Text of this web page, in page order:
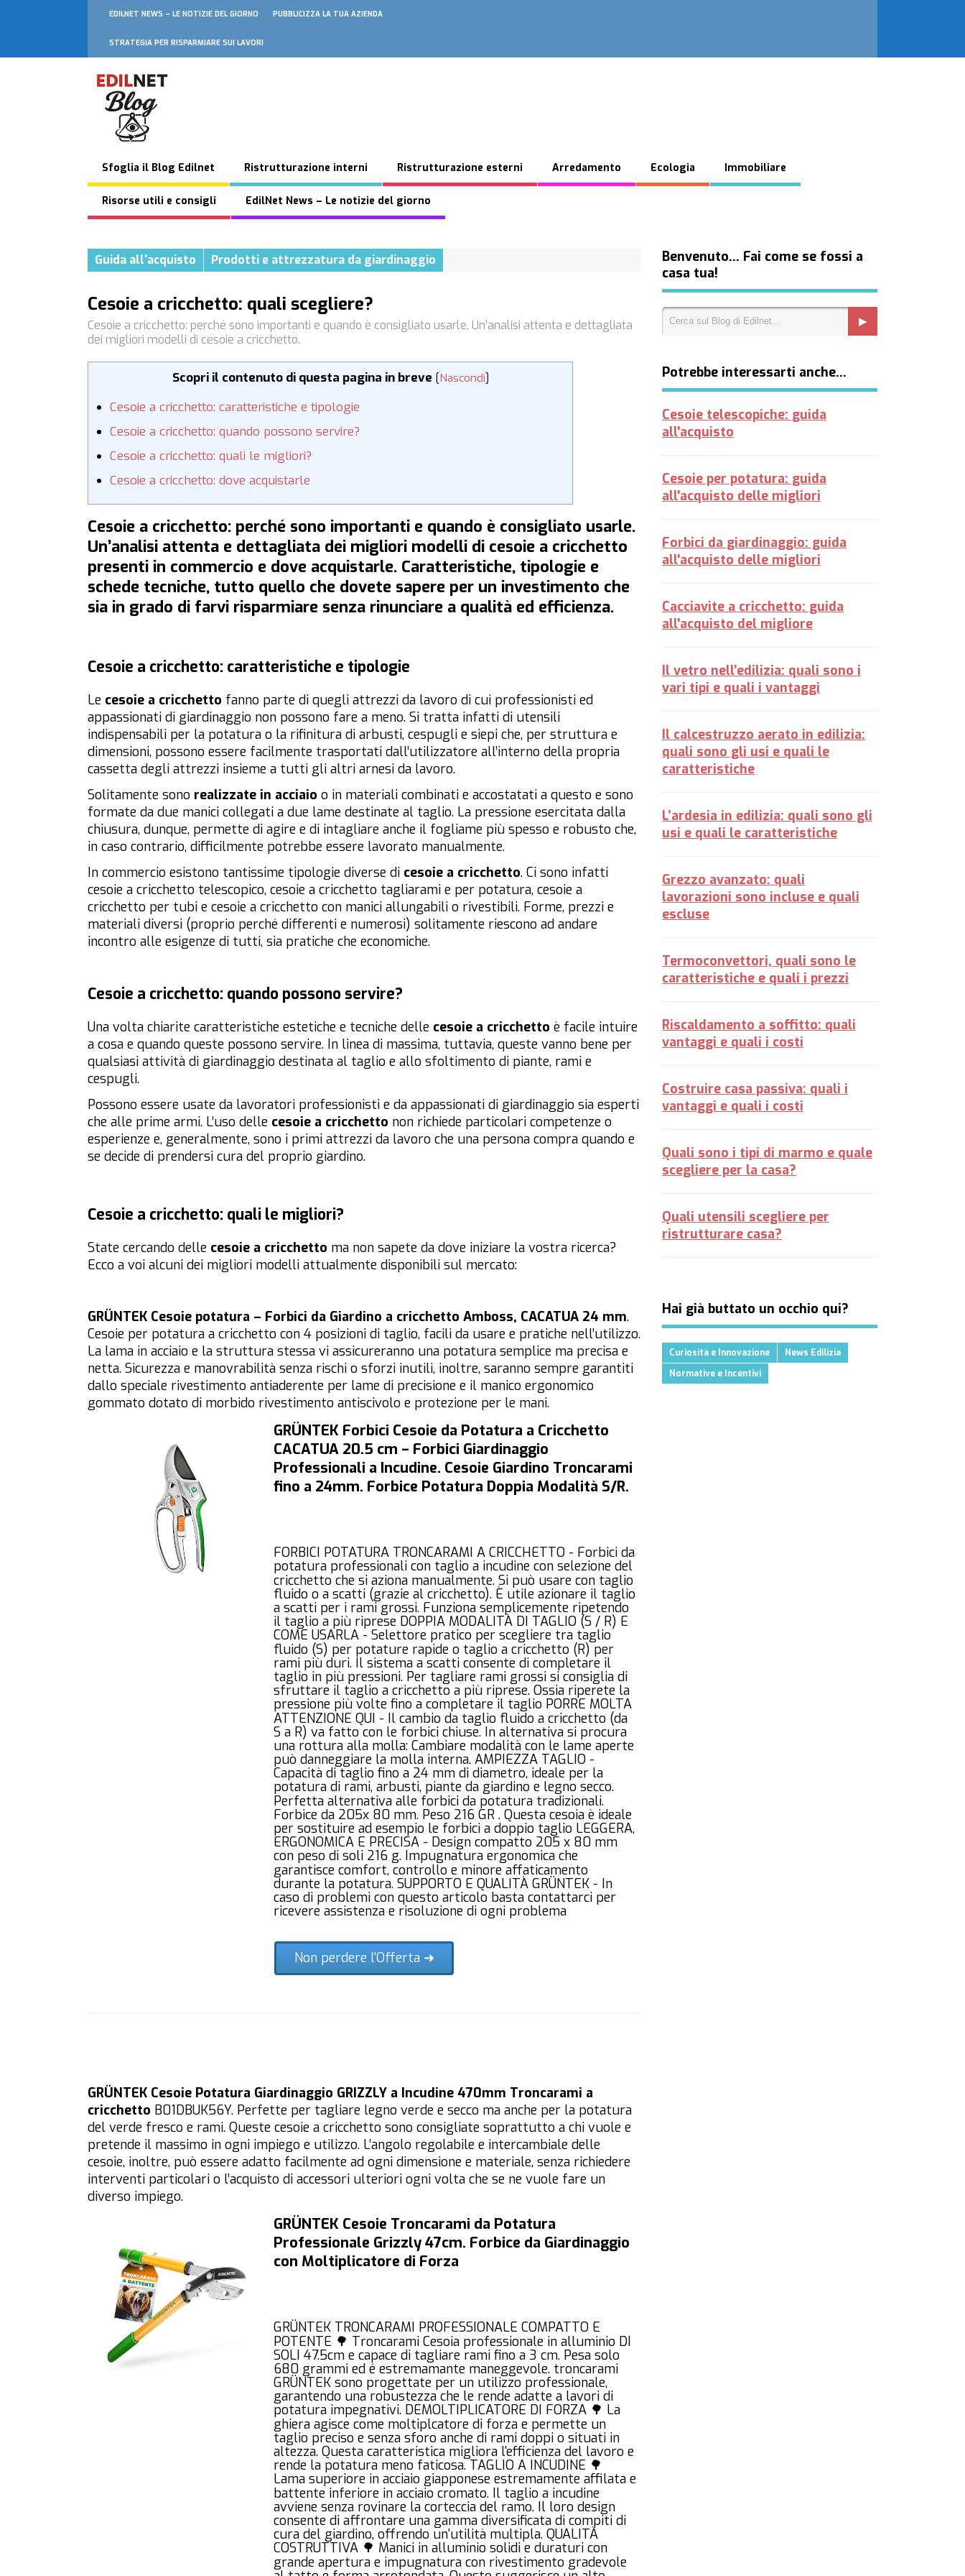
EDILNET NEWS – LE NOTIZIE DEL GIORNO PUBBLICIZZA LA TUA AZIENDA
STRATEGIA PER RISPARMIARE SUI LAVORI
Sfoglia il Blog Edilnet Ristrutturazione interni Ristrutturazione esterni Arredamento Ecologia Immobiliare
Risorse utili e consigli EdilNet News – Le notizie del giorno
Guida all'acquisto Prodotti e attrezzatura da giardinaggio
Cesoie a cricchetto: quali scegliere?
Cesoie a cricchetto: perché sono importanti e quando è consigliato usarle. Un’analisi attenta e dettagliata
dei migliori modelli di cesoie a cricchetto.
Scopri il contenuto di questa pagina in breve [Nascondi]
Cesoie a cricchetto: caratteristiche e tipologie
Cesoie a cricchetto: quando possono servire?
Cesoie a cricchetto: quali le migliori?
Cesoie a cricchetto: dove acquistarle
Cesoie a cricchetto: perché sono importanti e quando è consigliato usarle.
Un’analisi attenta e dettagliata dei migliori modelli di cesoie a cricchetto
presenti in commercio e dove acquistarle. Caratteristiche, tipologie e
schede tecniche, tutto quello che dovete sapere per un investimento che
sia in grado di farvi risparmiare senza rinunciare a qualità ed efficienza.
Cesoie a cricchetto: caratteristiche e tipologie
Le cesoie a cricchetto fanno parte di quegli attrezzi da lavoro di cui professionisti ed
appassionati di giardinaggio non possono fare a meno. Si tratta infatti di utensili
indispensabili per la potatura o la rifinitura di arbusti, cespugli e siepi che, per struttura e
dimensioni, possono essere facilmente trasportati dall’utilizzatore all’interno della propria
cassetta degli attrezzi insieme a tutti gli altri arnesi da lavoro.
Solitamente sono realizzate in acciaio o in materiali combinati e accostatati a questo e sono
formate da due manici collegati a due lame destinate al taglio. La pressione esercitata dalla
chiusura, dunque, permette di agire e di intagliare anche il fogliame più spesso e robusto che,
in caso contrario, difficilmente potrebbe essere lavorato manualmente.
In commercio esistono tantissime tipologie diverse di cesoie a cricchetto. Ci sono infatti
cesoie a cricchetto telescopico, cesoie a cricchetto tagliarami e per potatura, cesoie a
cricchetto per tubi e cesoie a cricchetto con manici allungabili o rivestibili. Forme, prezzi e
materiali diversi (proprio perché differenti e numerosi) solitamente riescono ad andare
incontro alle esigenze di tutti, sia pratiche che economiche.
Cesoie a cricchetto: quando possono servire?
Una volta chiarite caratteristiche estetiche e tecniche delle cesoie a cricchetto è facile intuire
a cosa e quando queste possono servire. In linea di massima, tuttavia, queste vanno bene per
qualsiasi attività di giardinaggio destinata al taglio e allo sfoltimento di piante, rami e
cespugli.
Possono essere usate da lavoratori professionisti e da appassionati di giardinaggio sia esperti
che alle prime armi. L’uso delle cesoie a cricchetto non richiede particolari competenze o
esperienze e, generalmente, sono i primi attrezzi da lavoro che una persona compra quando e
se decide di prendersi cura del proprio giardino.
Cesoie a cricchetto: quali le migliori?
State cercando delle cesoie a cricchetto ma non sapete da dove iniziare la vostra ricerca?
Ecco a voi alcuni dei migliori modelli attualmente disponibili sul mercato:
GRÜNTEK Cesoie potatura – Forbici da Giardino a cricchetto Amboss, CACATUA 24 mm.
Cesoie per potatura a cricchetto con 4 posizioni di taglio, facili da usare e pratiche nell’utilizzo.
La lama in acciaio e la struttura stessa vi assicureranno una potatura semplice ma precisa e
netta. Sicurezza e manovrabilità senza rischi o sforzi inutili, inoltre, saranno sempre garantiti
dallo speciale rivestimento antiaderente per lame di precisione e il manico ergonomico
gommato dotato di morbido rivestimento antiscivolo e protezione per le mani.
GRÜNTEK Forbici Cesoie da Potatura a Cricchetto
CACATUA 20.5 cm – Forbici Giardinaggio
Professionali a Incudine. Cesoie Giardino Troncarami
fino a 24mm. Forbice Potatura Doppia Modalità S/R.
FORBICI POTATURA TRONCARAMI A CRICCHETTO - Forbici da
potatura professionali con taglio a incudine con selezione del
cricchetto che si aziona manualmente. Si può usare con taglio
fluido o a scatti (grazie al cricchetto). È utile azionare il taglio
a scatti per i rami grossi. Funziona semplicemente ripetendo
il taglio a più riprese DOPPIA MODALITÀ DI TAGLIO (S / R) E
COME USARLA - Selettore pratico per scegliere tra taglio
fluido (S) per potature rapide o taglio a cricchetto (R) per
rami più duri. Il sistema a scatti consente di completare il
taglio in più pressioni. Per tagliare rami grossi si consiglia di
sfruttare il taglio a cricchetto a più riprese. Ossia riperete la
pressione più volte fino a completare il taglio PORRE MOLTA
ATTENZIONE QUI - Il cambio da taglio fluido a cricchetto (da
S a R) va fatto con le forbici chiuse. In alternativa si procura
una rottura alla molla: Cambiare modalità con le lame aperte
può danneggiare la molla interna. AMPIEZZA TAGLIO -
Capacità di taglio fino a 24 mm di diametro, ideale per la
potatura di rami, arbusti, piante da giardino e legno secco.
Perfetta alternativa alle forbici da potatura tradizionali.
Forbice da 205x 80 mm. Peso 216 GR . Questa cesoia è ideale
per sostituire ad esempio le forbici a doppio taglio LEGGERA,
ERGONOMICA E PRECISA - Design compatto 205 x 80 mm
con peso di soli 216 g. Impugnatura ergonomica che
garantisce comfort, controllo e minore affaticamento
durante la potatura. SUPPORTO E QUALITÀ GRÜNTEK - In
caso di problemi con questo articolo basta contattarci per
ricevere assistenza e risoluzione di ogni problema
Non perdere l'Offerta ➜
GRÜNTEK Cesoie Potatura Giardinaggio GRIZZLY a Incudine 470mm Troncarami a
cricchetto B01DBUK56Y. Perfette per tagliare legno verde e secco ma anche per la potatura
del verde fresco e rami. Queste cesoie a cricchetto sono consigliate soprattutto a chi vuole e
pretende il massimo in ogni impiego e utilizzo. L’angolo regolabile e intercambiale delle
cesoie, inoltre, può essere adatto facilmente ad ogni dimensione e materiale, senza richiedere
interventi particolari o l’acquisto di accessori ulteriori ogni volta che se ne vuole fare un
diverso impiego.
GRÜNTEK Cesoie Troncarami da Potatura
Professionale Grizzly 47cm. Forbice da Giardinaggio
con Moltiplicatore di Forza
GRÜNTEK TRONCARAMI PROFESSIONALE COMPATTO E
POTENTE 🌳 Troncarami Cesoia professionale in alluminio DI
SOLI 47.5cm e capace di tagliare rami fino a 3 cm. Pesa solo
680 grammi ed é estremamante maneggevole. troncarami
GRÜNTEK sono progettate per un utilizzo professionale,
garantendo una robustezza che le rende adatte a lavori di
potatura impegnativi. DEMOLTIPLICATORE DI FORZA 🌳 La
ghiera agisce come moltiplcatore di forza e permette un
taglio preciso e senza sforo anche di rami doppi o situati in
altezza. Questa caratteristica migliora l'efficienza del lavoro e
rende la potatura meno faticosa. TAGLIO A INCUDINE 🌳
Lama superiore in acciaio giapponese estremamente affilata e
battente inferiore in acciaio cromato. Il taglio a incudine
avviene senza rovinare la corteccia del ramo. Il loro design
consente di affrontare una gamma diversificata di compiti di
cura del giardino, offrendo un'utilità multipla. QUALITÀ
COSTRUTTIVA 🌳 Manici in alluminio solidi e duraturi con
grande apertura e impugnatura con rivestimento gradevole
Benvenuto… Fai come se fossi a
casa tua!
Potrebbe interessarti anche…
Cesoie telescopiche: guida
all'acquisto
Cesoie per potatura: guida
all'acquisto delle migliori
Forbici da giardinaggio: guida
all'acquisto delle migliori
Cacciavite a cricchetto: guida
all'acquisto del migliore
Il vetro nell’edilizia: quali sono i
vari tipi e quali i vantaggi
Il calcestruzzo aerato in edilizia:
quali sono gli usi e quali le
caratteristiche
L’ardesia in edilizia: quali sono gli
usi e quali le caratteristiche
Grezzo avanzato: quali
lavorazioni sono incluse e quali
escluse
Termoconvettori, quali sono le
caratteristiche e quali i prezzi
Riscaldamento a soffitto: quali
vantaggi e quali i costi
Costruire casa passiva: quali i
vantaggi e quali i costi
Quali sono i tipi di marmo e quale
scegliere per la casa?
Quali utensili scegliere per
ristrutturare casa?
Hai già buttato un occhio qui?
Curiosità e Innovazione
News Edilizia
Normative e Incentivi